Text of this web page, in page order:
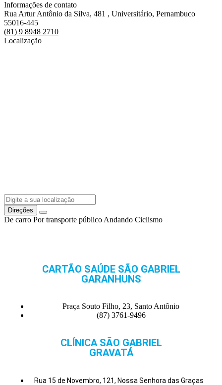
Informações de contato
Rua Artur Antônio da Silva, 481 , Universitário, Pernambuco
55016-445
(81) 9 8948 2710
Localização
Direções
De carro Por transporte público Andando Ciclismo
CARTÃO SAÚDE SÃO GABRIEL
GARANHUNS
Praça Souto Filho, 23, Santo Antônio
(87) 3761-9496
CLÍNICA SÃO GABRIEL
GRAVATÁ
Rua 15 de Novembro, 121, Nossa Senhora das Graças